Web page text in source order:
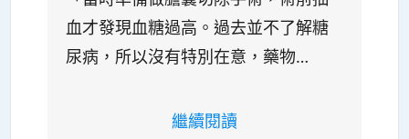
血才發現血糖過高。過去並不了解糖
尿病，所以沒有特別在意，藥物…
繼續閱讀